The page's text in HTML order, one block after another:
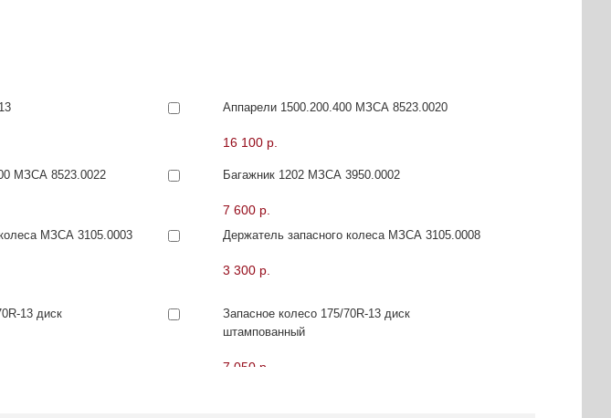
Аппарели 1500.200.400 МЗСА 8523.0020
16 100 р.
МЗСА 8523.0022 Багажник 1202 МЗСА 3950.0002
7 600 р.
МЗСА 3105.0003 Держатель запасного колеса МЗСА 3105.0008
3 300 р.
13 диск
Запасное колесо 175/70R-13 диск
штампованный
7 050 р.